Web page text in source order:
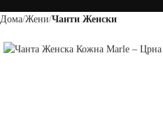
Дома Жени Чанти Женски